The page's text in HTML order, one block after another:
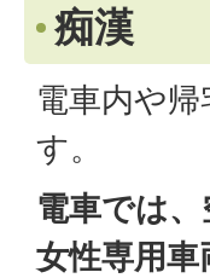
痴漢
電車内や
す。
電車では
女性専用